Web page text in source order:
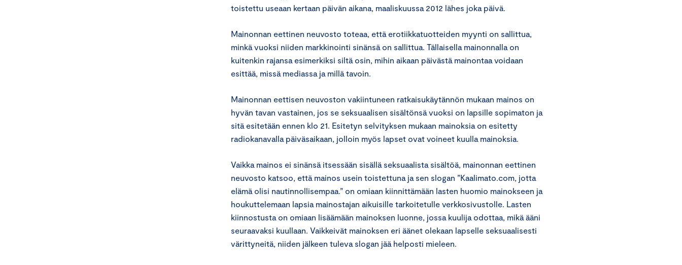
toistettu useaan kertaan päivän aikana, maaliskuussa 2012 lähes joka päivä.
Mainonnan eettinen neuvosto toteaa, että erotiikkatuotteiden myynti on sallittua,
minkä vuoksi niiden markkinointi sinänsä on sallittua. Tällaisella mainonnalla on
kuitenkin rajansa esimerkiksi siltä osin, mihin aikaan päivästä mainontaa voidaan
esittää, missä mediassa ja millä tavoin.
Mainonnan eettisen neuvoston vakiintuneen ratkaisukäytännön mukaan mainos on
hyvän tavan vastainen, jos se seksuaalisen sisältönsä vuoksi on lapsille sopimaton ja
sitä esitetään ennen klo 21. Esitetyn selvityksen mukaan mainoksia on esitetty
radiokanavalla päiväsaikaan, jolloin myös lapset ovat voineet kuulla mainoksia.
Vaikka mainos ei sinänsä itsessään sisällä seksuaalista sisältöä, mainonnan eettinen
neuvosto katsoo, että mainos usein toistettuna ja sen slogan ”Kaalimato.com, jotta
elämä olisi nautinnollisempaa.” on omiaan kiinnittämään lasten huomio mainokseen ja
houkuttelemaan lapsia mainostajan aikuisille tarkoitetulle verkkosivustolle. Lasten
kiinnostusta on omiaan lisäämään mainoksen luonne, jossa kuulija odottaa, mikä ääni
seuraavaksi kuullaan. Vaikkeivät mainoksen eri äänet olekaan lapselle seksuaalisesti
värittyneitä, niiden jälkeen tuleva slogan jää helposti mieleen.